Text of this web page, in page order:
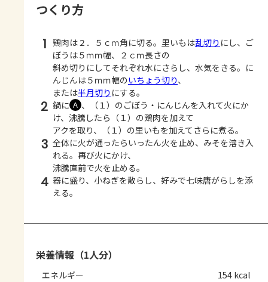
つくり方
1 鶏肉は２．５ｃｍ角に切る。里いもは乱切り にし、ご
ぼうは５ｍｍ幅、２ｃｍ長さの
斜め切りにしてそれぞれ水にさらし、水気をきる。に
んじんは５ｍｍ幅のいちょう切り、
または半月切り にする。
2 鍋に Ａ 、（１）のごぼう・にんじんを入れて火にか
け、沸騰したら（１）の鶏肉を加えて
アクを取り、（１）の里いもを加えてさらに煮る。
3 全体に火が通ったらいったん火を止め、みそを溶き入
れる。再び火にかけ、
沸騰直前で火を止める。
4 器に盛り、小ねぎを散らし、好みで七味唐がらしを添
える。
栄養情報（1人分）
エネルギー 154 kcal